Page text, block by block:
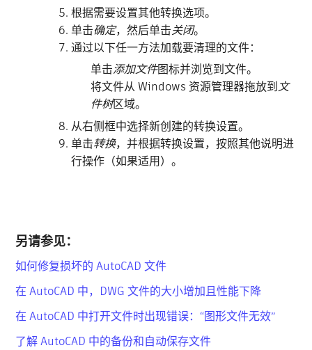
根据需要设置其他转换选项。
单击确定，然后单击关闭。
通过以下任一方法加载要清理的文件：
单击添加文件图标并浏览到文件。
将文件从 Windows 资源管理器拖放到文
件树区域。
从右侧框中选择新创建的转换设置。
单击转换，并根据转换设置，按照其他说明进
行操作（如果适用）。
另请参见：
如何修复损坏的 AutoCAD 文件
在 AutoCAD 中，DWG 文件的大小增加且性能下降
在 AutoCAD 中打开文件时出现错误：“图形文件无效”
了解 AutoCAD 中的备份和自动保存文件